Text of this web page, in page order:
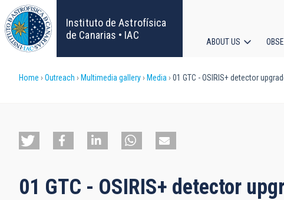
Skip
to
main
content
Instituto de Astrofísica
de Canarias • IAC
navigation
ABOUT US
Breadcrumb
Home Outreach Multimedia gallery Media 01 GTC - OSIRIS+ detector
01 GTC - OSIRIS+ detector